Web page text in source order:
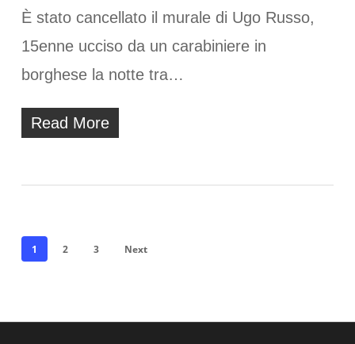
È stato cancellato il murale di Ugo Russo,
15enne ucciso da un carabiniere in
borghese la notte tra…
Read More
1 2 3 Next